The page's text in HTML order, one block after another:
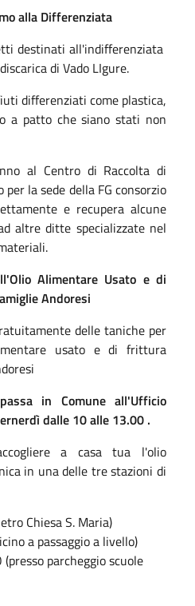
alla Differenziata
destinati all'indifferenziata
di Vado LIgure.
differenziati come plastica,
a patto che siano stati non
al Centro di Raccolta di
la sede della FG consorzio
e recupera alcune
altre ditte specializzate nel
Alimentare Usato e di
Andoresi
delle taniche per
usato e di frittura
in Comune all'Ufficio
dalle 10 alle 13.00 .
a casa tua l'olio
in una delle tre stazioni di
Chiesa S. Maria)
a passaggio a livello)
(presso parcheggio scuole